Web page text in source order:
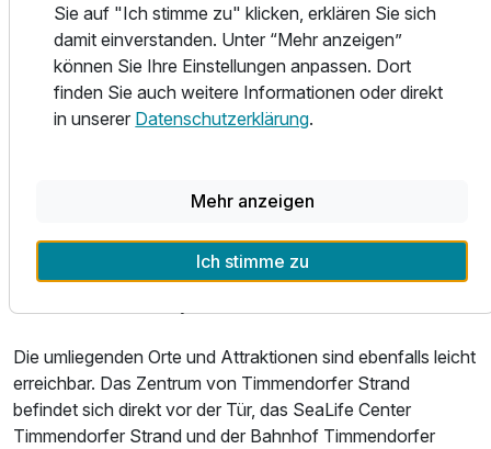
entfernt. Der berühmte sieben Kilometer lange
Ostseestrand entlang der Lübecker Bucht lädt zu
Sonnenbädern und langen Strandspaziergängen zu jeder
Jahreszeit ein. Hier können Sie abschalten, Vitamin Sea
tanken und Ihre Akkus wieder aufladen.
Umgebung, wie Beach Polo, Beach Hockey, Beach
Strandkonzerte, Traumautomeile, Lichtermeer, Timmendorf
strahl, Fischers Wiehnacht, Musikalischer Weihnachtsmarkt
Die umliegenden Orte und Attraktionen sind ebenfalls leicht
erreichbar. Das Zentrum von Timmendorfer Strand
befindet sich direkt vor der Tür, das SeaLife Center
Timmendorfer Strand und der Bahnhof Timmendorfer
Sie auf "Ich stimme zu" klicken, erklären Sie sich
damit einverstanden. Unter “Mehr anzeigen”
können Sie Ihre Einstellungen anpassen. Dort
finden Sie auch weitere Informationen oder direkt
in unserer Datenschutzerklärung.
Mehr anzeigen
Ich stimme zu